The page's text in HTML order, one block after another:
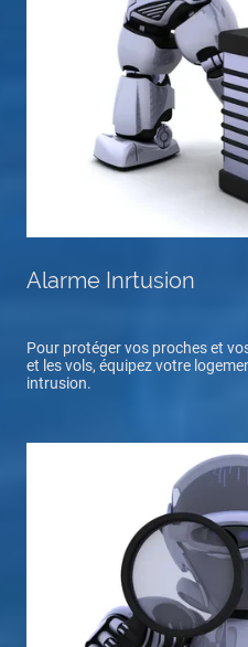
Alarme Inrtusion
Pour protéger vos proches et
et les vols, équipez votre
intrusion.